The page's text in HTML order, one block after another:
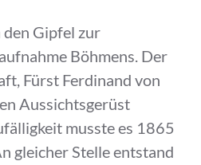
den Gipfel zur
Böhmens. Der
Fürst Ferdinand von
Aussichtsgerüst
musste es 1865
gleicher Stelle entstand